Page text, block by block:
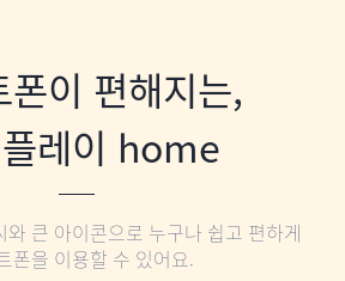
폰이 편해지는,
레이 home
큰 아이콘으로 누구나 쉽고 편하게
폰을 이용할 수 있어요.